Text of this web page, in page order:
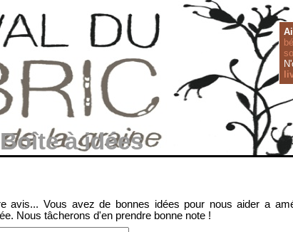
Boîte à idées
avis... Vous avez de bonnes idées pour nous aider a
Nous tâcherons d'en prendre bonne note !